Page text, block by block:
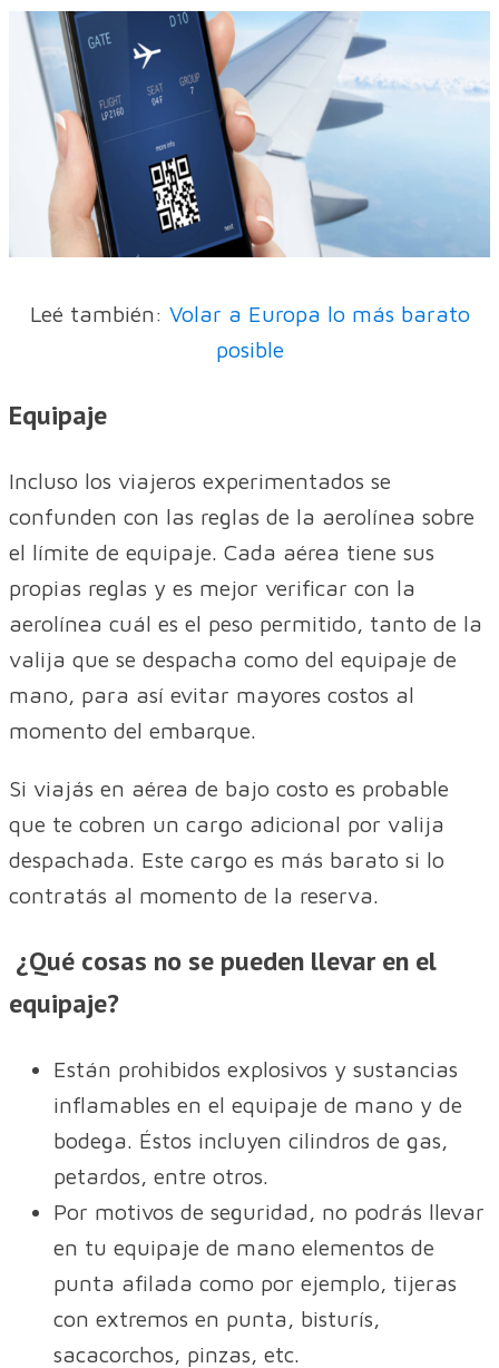
Leé también: Volar a Europa lo más barato
posible
Equipaje
Incluso los viajeros experimentados se
confunden con las reglas de la aerolínea sobre
el límite de equipaje. Cada aérea tiene sus
propias reglas y es mejor verificar con la
aerolínea cuál es el peso permitido, tanto de la
valija que se despacha como del equipaje de
mano, para así evitar mayores costos al
momento del embarque.
Si viajás en aérea de bajo costo es probable
que te cobren un cargo adicional por valija
despachada. Este cargo es más barato si lo
contratás al momento de la reserva.
¿Qué cosas no se pueden llevar en el
equipaje?
Están prohibidos explosivos y sustancias
inflamables en el equipaje de mano y de
bodega. Éstos incluyen cilindros de gas,
petardos, entre otros.
Por motivos de seguridad, no podrás llevar
en tu equipaje de mano elementos de
punta afilada como por ejemplo, tijeras
con extremos en punta, bisturís,
sacacorchos, pinzas, etc.